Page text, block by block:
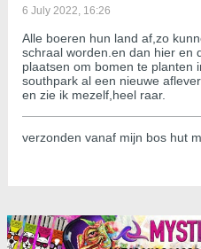
6 July 2022, 16:26
Alle boeren hun land af,zo
schraal worden.en dan hier en
plaatsen om bomen te planten
southpark al een nieuwe
en zie ik mezelf,heel raar.
verzonden vanaf mijn bos hut